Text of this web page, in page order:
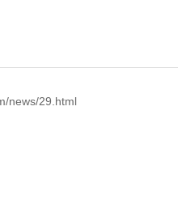
news/29.html